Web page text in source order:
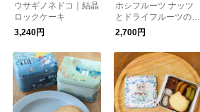
ウサギノネドコ｜結晶
ロックケーキ
3,240円
ホシフルーツ ナッツ
とドライフルーツの贅
沢ブラウニー ９個
【メーカー直送】
2,700円